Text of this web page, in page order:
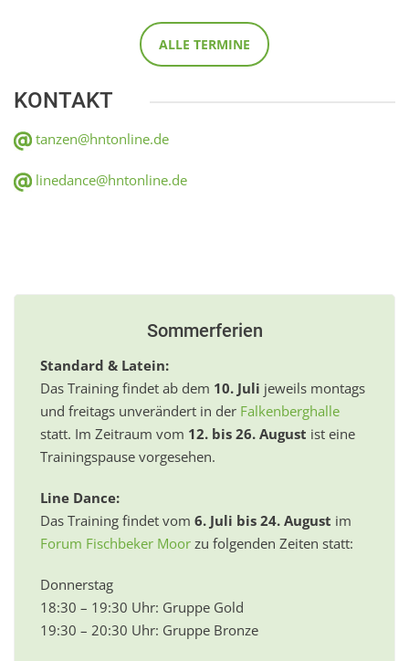
ALLE TERMINE
KONTAKT
tanzen@hntonline.de
linedance@hntonline.de
Sommerferien
Standard & Latein:
Das Training findet ab dem 10. Juli jeweils montags
und freitags unverändert in der Falkenberghalle
statt. Im Zeitraum vom 12. bis 26. August ist eine
Trainingspause vorgesehen.
Line Dance:
Das Training findet vom 6. Juli bis 24. August im
Forum Fischbeker Moor zu folgenden Zeiten statt:
Donnerstag
18:30 – 19:30 Uhr: Gruppe Gold
19:30 – 20:30 Uhr: Gruppe Bronze